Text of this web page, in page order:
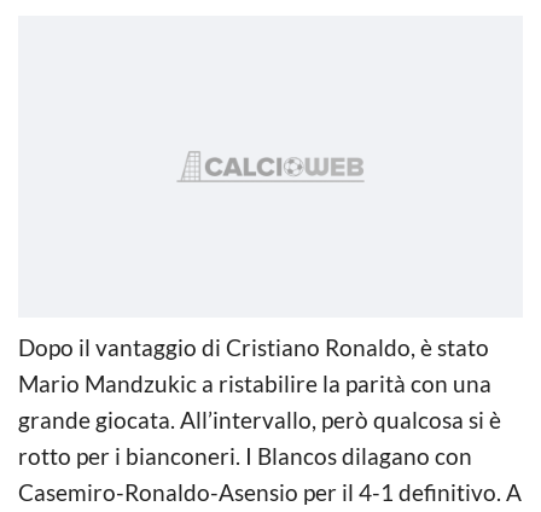
Dopo il vantaggio di Cristiano Ronaldo, è stato
Mario Mandzukic a ristabilire la parità con una
grande giocata. All’intervallo, però qualcosa si è
rotto per i bianconeri. I Blancos dilagano con
Casemiro-Ronaldo-Asensio per il 4-1 definitivo. A